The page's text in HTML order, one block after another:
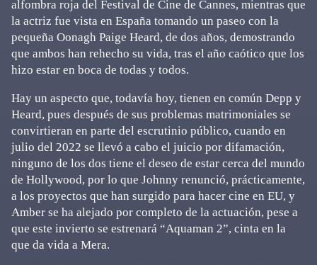
alfombra roja del Festival de Cine de Cannes, mientras que
la actriz fue vista en España tomando un paseo con la
pequeña Oonagh Paige Heard, de dos años, demostrando
que ambos han rehecho su vida, tras el año caótico que los
hizo estar en boca de todas y todos.
Hay un aspecto que, todavía hoy, tienen en común Depp y
Heard, pues después de sus problemas matrimoniales se
convirtieran en parte del escrutinio público, cuando en
julio del 2022 se llevó a cabo el juicio por difamación,
ninguno de los dos tiene el deseo de estar cerca del mundo
de Hollywood, por lo que Johnny renunció, prácticamente,
a los proyectos que han surgido para hacer cine en EU, y
Amber se ha alejado por completo de la actuación, pese a
que este invierto se estrenará “Aquaman 2”, cinta en la
que da vida a Mera.